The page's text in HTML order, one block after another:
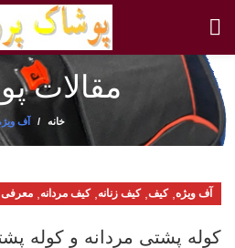
مقالات
خانه آف
آف ویژه ,کیف ,کیف زنانه ,کیف مردانه
کوله پشتی مردانه و کوله